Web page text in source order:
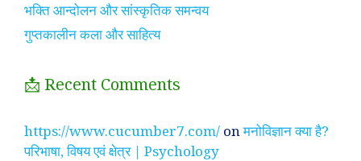
भक्ति आन्दोलन और सांस्कृतिक समन्वय
गुप्तकालीन कला और साहित्य
📩 Recent Comments
https://www.cucumber7.com/ onमनोविज्ञान क्या है?
परिभाषा, विषय एवं क्षेत्र | Psychology